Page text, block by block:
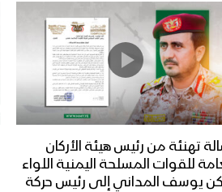
تهنئة من رئيس هيئة الأركان
للقوات المسلحة اليمنية اللواء
يوسف المداني إلى رئيس حركة